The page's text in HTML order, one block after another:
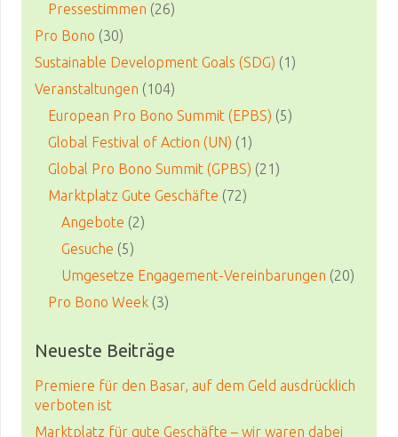
Pressestimmen (26)
Pro Bono (30)
Sustainable Development Goals (SDG) (1)
Veranstaltungen (104)
European Pro Bono Summit (EPBS) (5)
Global Festival of Action (UN) (1)
Global Pro Bono Summit (GPBS) (21)
Marktplatz Gute Geschäfte (72)
Angebote (2)
Gesuche (5)
Umgesetze Engagement-Vereinbarungen (20)
Pro Bono Week (3)
Neueste Beiträge
Premiere für den Basar, auf dem Geld ausdrücklich
verboten ist
Marktplatz für gute Geschäfte – wir waren dabei